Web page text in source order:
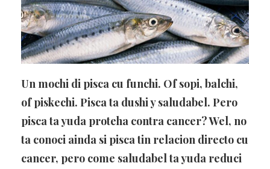
Un mochi di pisca cu funchi. Of sopi, balchi,
of piskechi. Pisca ta dushi y saludabel. Pero
pisca ta yuda proteha contra cancer? Wel, no
ta conoci ainda si pisca tin relacion directo cu
cancer, pero come saludabel ta yuda reduci